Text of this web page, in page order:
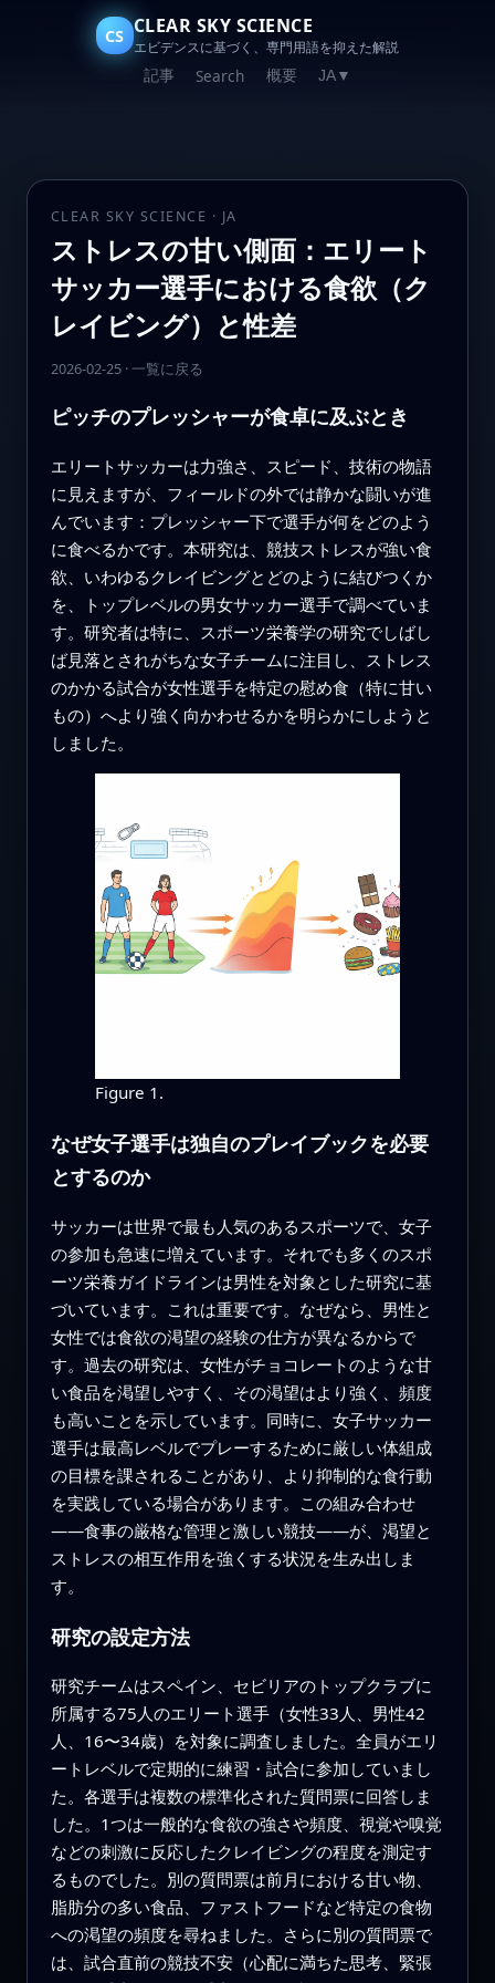
CS CLEAR SKY SCIENCE
エビデンスに基づく、専門用語を抑えた解説
記事 Search 概要 JA▼
CLEAR SKY SCIENCE · JA
ストレスの甘い側面：エリート
サッカー選手における食欲（ク
レイビング）と性差
2026-02-25· 一覧に戻る
ピッチのプレッシャーが食卓に及ぶとき
エリートサッカーは力強さ、スピード、技術の物語
に見えますが、フィールドの外では静かな闘いが進
んでいます：プレッシャー下で選手が何をどのよう
に食べるかです。本研究は、競技ストレスが強い食
欲、いわゆるクレイビングとどのように結びつくか
を、トップレベルの男女サッカー選手で調べていま
す。研究者は特に、スポーツ栄養学の研究でしばし
ば見落とされがちな女子チームに注目し、ストレス
のかかる試合が女性選手を特定の慰め食（特に甘い
もの）へより強く向かわせるかを明らかにしようと
しました。
Figure 1.
なぜ女子選手は独自のプレイブックを必要
とするのか
サッカーは世界で最も人気のあるスポーツで、女子
の参加も急速に増えています。それでも多くのスポ
ーツ栄養ガイドラインは男性を対象とした研究に基
づいています。これは重要です。なぜなら、男性と
女性では食欲の渇望の経験の仕方が異なるからで
す。過去の研究は、女性がチョコレートのような甘
い食品を渇望しやすく、その渇望はより強く、頻度
も高いことを示しています。同時に、女子サッカー
選手は最高レベルでプレーするために厳しい体組成
の目標を課されることがあり、より抑制的な食行動
を実践している場合があります。この組み合わせ
――食事の厳格な管理と激しい競技――が、渇望と
ストレスの相互作用を強くする状況を生み出しま
す。
研究の設定方法
研究チームはスペイン、セビリアのトップクラブに
所属する75人のエリート選手（女性33人、男性42
人、16〜34歳）を対象に調査しました。全員がエリ
ートレベルで定期的に練習・試合に参加していまし
た。各選手は複数の標準化された質問票に回答しま
した。1つは一般的な食欲の強さや頻度、視覚や嗅覚
などの刺激に反応したクレイビングの程度を測定す
るものでした。別の質問票は前月における甘い物、
脂肪分の多い食品、ファストフードなど特定の食物
への渇望の頻度を尋ねました。さらに別の質問票で
は、試合直前の競技不安（心配に満ちた思考、緊張